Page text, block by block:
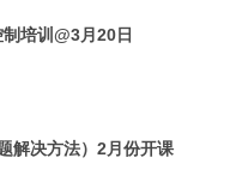
培训@3月20日
解决方法）2月份开课